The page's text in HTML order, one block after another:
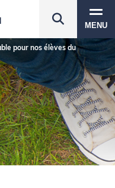
MENU
pour nos élèves du